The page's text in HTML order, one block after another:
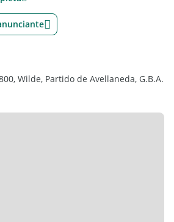
surgen de los títulos y planos
Wilde, Partido de Avellaneda, G.B.A.